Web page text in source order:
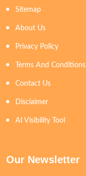
Sitemap
About Us
Privacy Policy
Terms And Conditions
Contact Us
Disclaimer
AI Visibility Tool
Our Newsletter